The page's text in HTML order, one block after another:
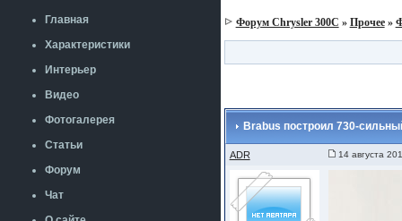
Главная
Характеристики
Интерьер
Видео
Фотогалерея
Статьи
Форум
Чат
Форум Chrysler 300C » Прочее»
Brabus построил 730-
ADR 14 августа